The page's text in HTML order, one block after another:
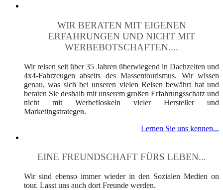
WIR BERATEN MIT EIGENEN
ERFAHRUNGEN UND NICHT MIT
WERBEBOTSCHAFTEN....
Wir reisen seit über 35 Jahren überwiegend in Dachzelten und
4x4-Fahrzeugen abseits des Massentourismus. Wir wissen
genau, was sich bei unseren vielen Reisen bewährt hat und
beraten Sie deshalb mit unserem großen Erfahrungsschatz und
nicht mit Werbefloskeln vieler Hersteller und
Marketingstrategen.
Lernen Sie uns kennen...
EINE FREUNDSCHAFT FÜRS LEBEN...
Wir sind ebenso immer wieder in den Sozialen Medien on
tour. Lasst uns auch dort Freunde werden.